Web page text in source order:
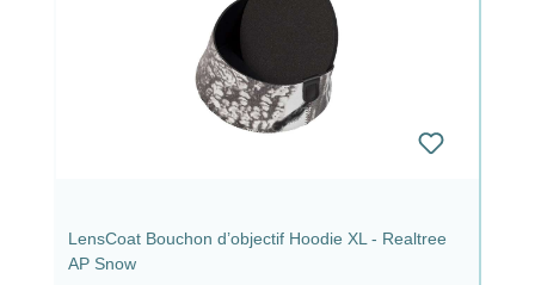
LensCoat Bouchon d’objectif Hoodie XL - Realtree
AP Snow